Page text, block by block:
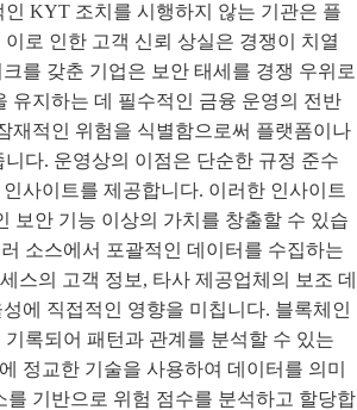
KYT 조치를 시행하지 않는 기관은 플
로 인한 고객 신뢰 상실은 경쟁이 치열
를 갖춘 기업은 보안 태세를 경쟁 우위로
유지하는 데 필수적인 금융 운영의 전반
재적인 위험을 식별함으로써 플랫폼이나
다. 운영상의 이점은 단순한 규정 준수
사이트를 제공합니다. 이러한 인사이트
보안 기능 이상의 가치를 창출할 수 있습
소스에서 포괄적인 데이터를 수집하는
스의 고객 정보, 타사 제공업체의 보조 데
에 직접적인 영향을 미칩니다. 블록체인
록되어 패턴과 관계를 분석할 수 있는
정교한 기술을 사용하여 데이터를 의미
기반으로 위험 점수를 분석하고 할당합